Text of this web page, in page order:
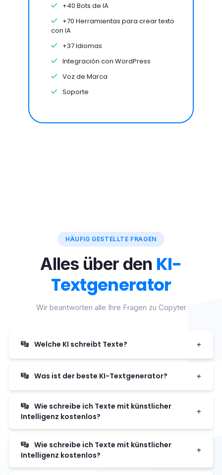
+40 Bots de IA
+70 Herramientas para crear texto
con IA
+37 Idiomas
Integración con WordPress
Voz de Marca
Soporte
HÄUFIG GESTELLTE FRAGEN
Alles über den KI-
Textgenerator
Wir beantworten alle Ihre Fragen zu Copyter
Welche KI schreibt Texte?
Was ist der beste KI-Textgenerator?
Wie schreibe ich Texte mit künstlicher
Intelligenz kostenlos?
Wie schreibe ich Texte mit künstlicher
Intelligenz kostenlos?